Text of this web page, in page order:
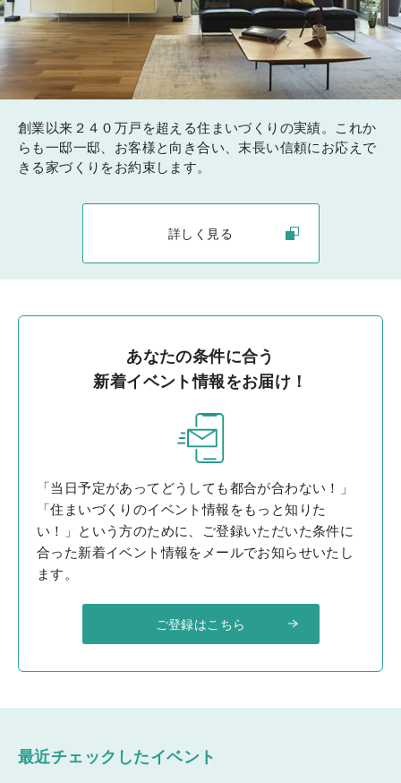
創業以来２４０万戸を超える住まいづくりの実績。これか
らも一邸一邸、お客様と向き合い、末長い信頼にお応えで
きる家づくりをお約束します。
詳しく見る
あなたの条件に合う
新着イベント情報をお届け！
「当日予定があってどうしても都合が合わない！」
「住まいづくりのイベント情報をもっと知りた
い！」という方のために、ご登録いただいた条件に
合った新着イベント情報をメールでお知らせいたし
ます。
ご登録はこちら
最近チェックしたイベント